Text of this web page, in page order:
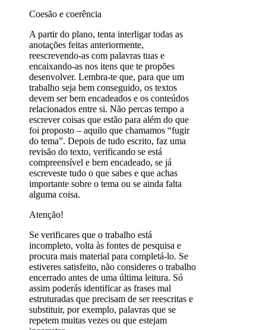
Coesão e coerência
A partir do plano, tenta interligar todas as
anotações feitas anteriormente,
reescrevendo-as com palavras tuas e
encaixando-as nos itens que te propões
desenvolver. Lembra-te que, para que um
trabalho seja bem conseguido, os textos
devem ser bem encadeados e os conteúdos
relacionados entre si. Não percas tempo a
escrever coisas que estão para além do que
foi proposto – aquilo que chamamos “fugir
do tema”. Depois de tudo escrito, faz uma
revisão do texto, verificando se está
compreensível e bem encadeado, se já
escreveste tudo o que sabes e que achas
importante sobre o tema ou se ainda falta
alguma coisa.
Atenção!
Se verificares que o trabalho está
incompleto, volta às fontes de pesquisa e
procura mais material para completá-lo. Se
estiveres satisfeito, não consideres o trabalho
encerrado antes de uma última leitura. Só
assim poderás identificar as frases mal
estruturadas que precisam de ser reescritas e
substituir, por exemplo, palavras que se
repetem muitas vezes ou que estejam